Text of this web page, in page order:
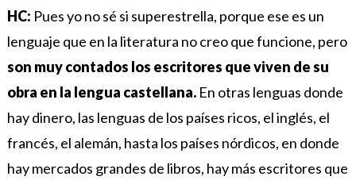
HC: Pues yo no sé si superestrella, porque ese es un
lenguaje que en la literatura no creo que funcione, pero
son muy contados los escritores que viven de su
obra en la lengua castellana. En otras lenguas donde
hay dinero, las lenguas de los países ricos, el inglés, el
francés, el alemán, hasta los países nórdicos, en donde
hay mercados grandes de libros, hay más escritores que